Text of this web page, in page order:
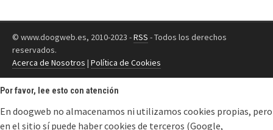
© www.doogweb.es, 2010-2023 -RSS - Todos los derechos
reservados.
Acerca de Nosotros | Política de Cookies
Por favor, lee esto con atención
En doogweb no almacenamos ni utilizamos cookies propias, pero
en el sitio sí puede haber cookies de terceros (Google,